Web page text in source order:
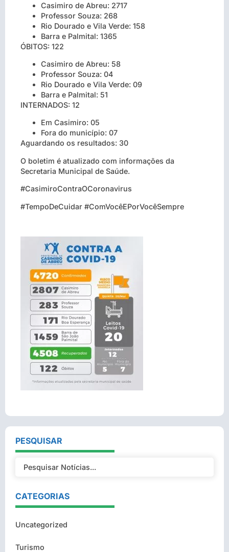
Casimiro de Abreu: 2717
Professor Souza: 268
Rio Dourado e Vila Verde: 158
Barra e Palmital: 1365
ÓBITOS: 122
Casimiro de Abreu: 58
Professor Souza: 04
Rio Dourado e Vila Verde: 09
Barra e Palmital: 51
INTERNADOS: 12
Em Casimiro: 05
Fora do município: 07
Aguardando os resultados: 30
O boletim é atualizado com informações da
Secretaria Municipal de Saúde.
#CasimiroContraOCoronavirus
#TempoDeCuidar #ComVocêEPorVocêSempre
PESQUISAR
CATEGORIAS
Uncategorized
Turismo